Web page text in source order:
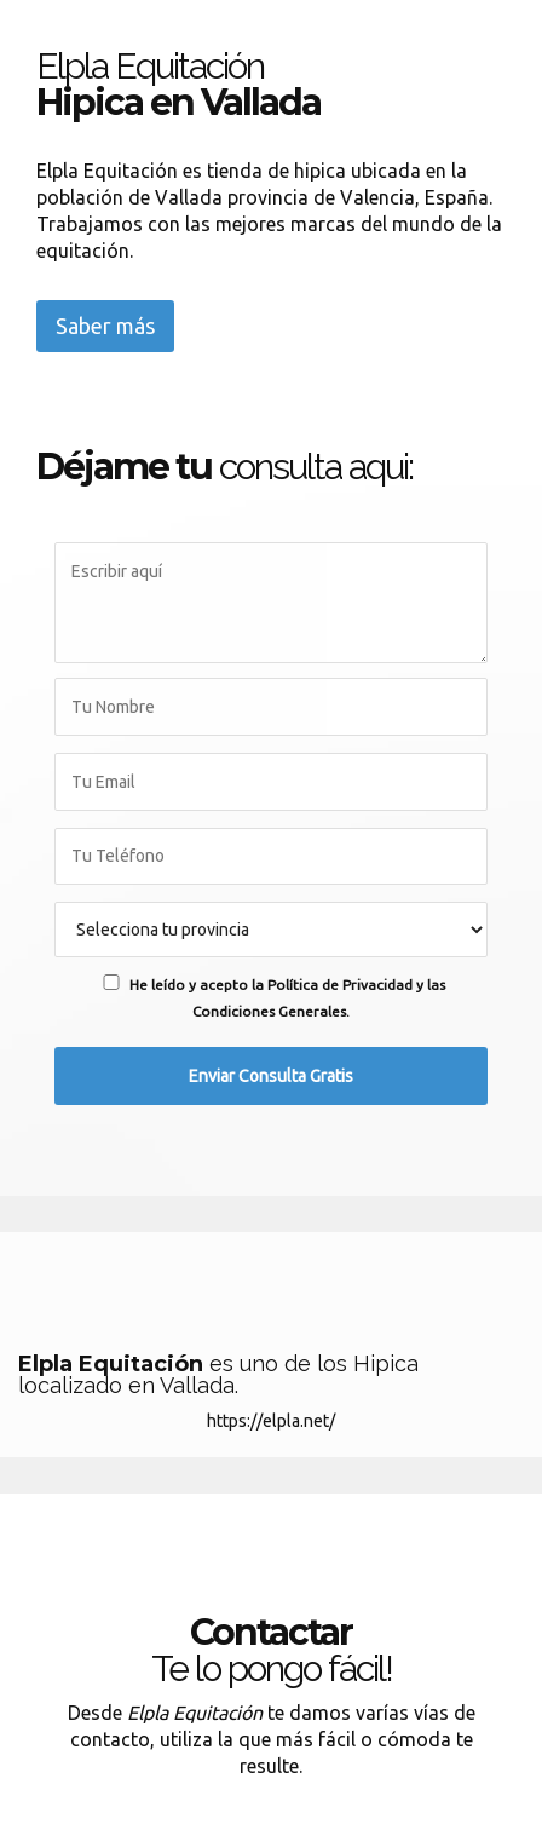
Elpla Equitación
Hipica en Vallada
Elpla Equitación es tienda de hipica ubicada en la
población de Vallada provincia de Valencia, España.
Trabajamos con las mejores marcas del mundo de la
equitación.
Saber más
Déjame tu consulta aqui:
He leído y acepto la Política de Privacidad y las
Condiciones Generales.
Elpla Equitación es uno de los Hipica
localizado en Vallada.
https://elpla.net/
Contactar
Te lo pongo fácil!
Desde Elpla Equitaciónte damos varías vías de
contacto, utiliza la que más fácil o cómoda te
resulte.